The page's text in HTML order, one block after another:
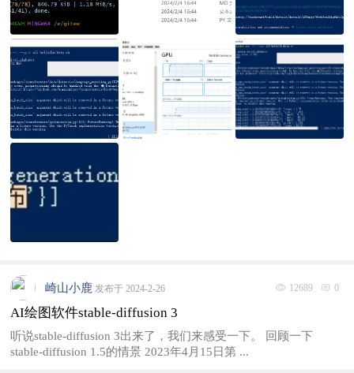
12689 0
崎山小鹿 发布于 2024-2-26
AI绘图软件stable-diffusion 3
听说stable-diffusion 3出来了，我们来感受一下。 回顾一下
stable-diffusion 1.5的情景 2023年4月15日第 ...